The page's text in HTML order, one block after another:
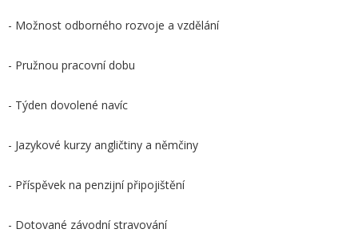
- Možnost odborného rozvoje a vzdělání
- Pružnou pracovní dobu
- Týden dovolené navíc
- Jazykové kurzy angličtiny a němčiny
- Příspěvek na penzijní připojištění
- Dotované závodní stravování